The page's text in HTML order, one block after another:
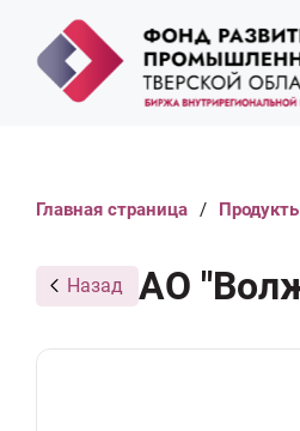
Главная страница /
Назад АО